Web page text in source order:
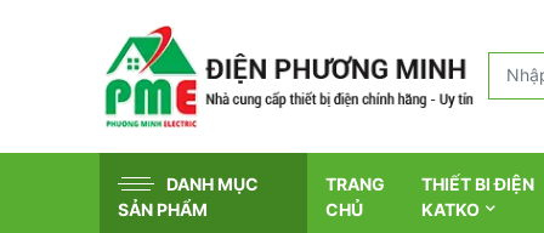
DANH MỤC
SẢN PHẨM
TRANG
CHỦ
THIẾT BI ĐIỆN
KATKO